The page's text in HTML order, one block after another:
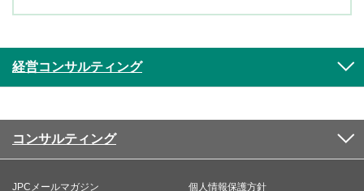
経営コンサルティング
コンサルティング
JPCメールマガジン 個人情報保護方針